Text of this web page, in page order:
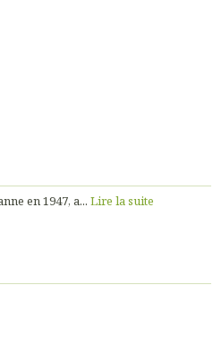
en 1947, a... Lire la suite